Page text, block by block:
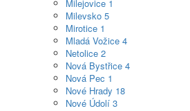
Milejovice 1
Milevsko 5
Mirotice 1
Mladá Vožice 4
Netolice 2
Nová Bystřice 4
Nová Pec 1
Nové Hrady 18
Nové Údolí 3